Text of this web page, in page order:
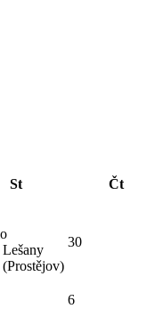
St
Čt
Lešany
(Prostějov)
30
6